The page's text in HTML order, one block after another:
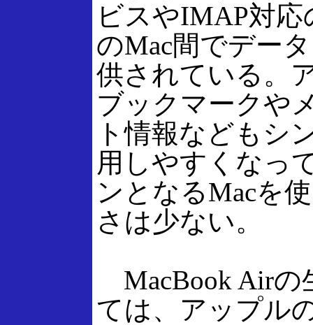
ビスやIMAP対
のMac間でデー
供されている。
ブックマークや
ト情報などもシ
用しやすくなっ
ンとなるMacを
さは少ない。
MacBook Airの
ては、アップル